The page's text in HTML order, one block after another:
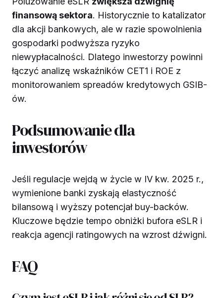
finansową sektora. Historycznie to katalizator
dla akcji bankowych, ale w razie spowolnienia
gospodarki podwyższa ryzyko
niewypłacalności. Dlatego inwestorzy powinni
łączyć analizę wskaźników CET1 i ROE z
monitorowaniem spreadów kredytowych GSIB-
ów.
Podsumowanie dla
inwestorów
Jeśli regulacje wejdą w życie w IV kw. 2025 r.,
wymienione banki zyskają elastyczność
bilansową i wyższy potencjał buy-backów.
Kluczowe będzie tempo obniżki bufora eSLR i
reakcja agencji ratingowych na wzrost dźwigni.
FAQ